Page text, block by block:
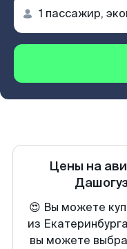
Цены на
😍 Вы можете
из
вы можете